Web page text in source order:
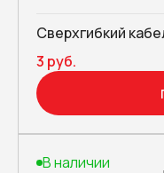
Сверхгибкий
3 руб.
В наличии